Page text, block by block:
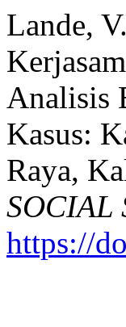
Lande,
Analisis
Kasus:
Raya,
SOCIAL
https://